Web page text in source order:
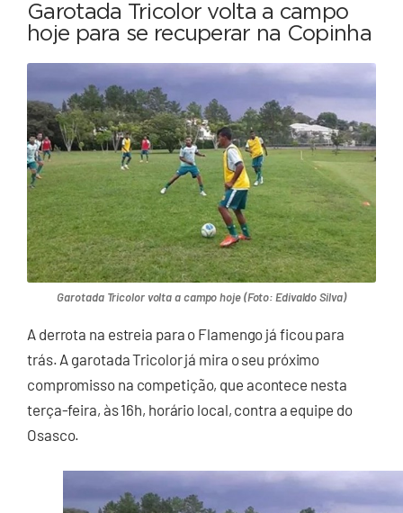
Garotada Tricolor volta a campo
hoje para se recuperar na Copinha
Garotada Tricolor volta a campo hoje (Foto: Edivaldo Silva)
A derrota na estreia para o Flamengo já ficou para
trás. A garotada Tricolor já mira o seu próximo
compromisso na competição, que acontece nesta
terça-feira, às 16h, horário local, contra a equipe do
Osasco.